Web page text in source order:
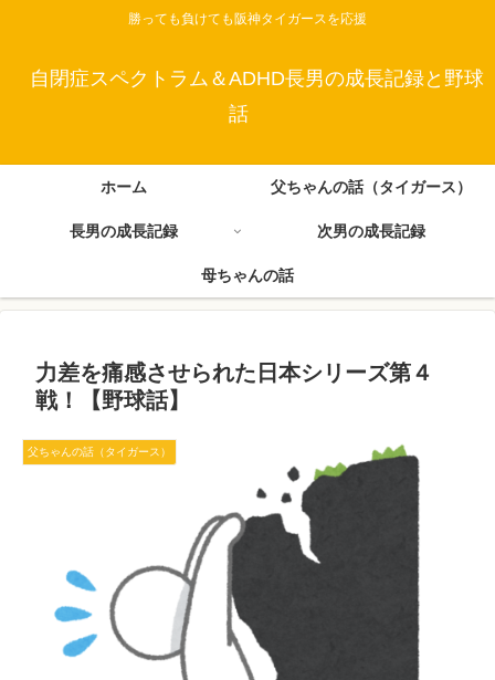
勝っても負けても阪神タイガースを応援
自閉症スペクトラム＆ADHD長男の成長記録と野球
話
ホーム 父ちゃんの話（タイガース）
長男の成長記録 次男の成長記録
母ちゃんの話
力差を痛感させられた日本シリーズ第４
戦！【野球話】
父ちゃんの話（タイガース）